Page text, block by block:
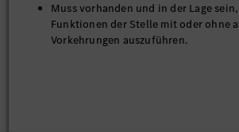
Muss vorhanden und in der Lage
Funktionen der Stelle mit oder ohne
Vorkehrungen auszuführen.